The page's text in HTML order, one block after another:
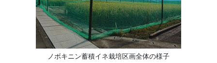
ノボキニン蓄積イネ栽培区画全体の様子